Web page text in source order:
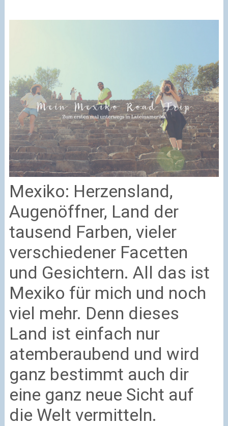
Mexiko: Herzensland,
Augenöffner, Land der
tausend Farben, vieler
verschiedener Facetten
und Gesichtern. All das ist
Mexiko für mich und noch
viel mehr. Denn dieses
Land ist einfach nur
atemberaubend und wird
ganz bestimmt auch dir
eine ganz neue Sicht auf
die Welt vermitteln.